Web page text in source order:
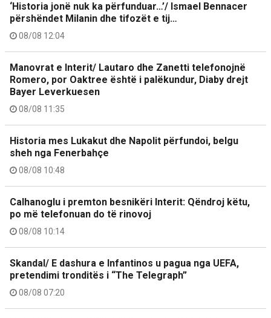
‘Historia jonë nuk ka përfunduar…’/ Ismael Bennacer
përshëndet Milanin dhe tifozët e tij…
08/08 12:04
Manovrat e Interit/ Lautaro dhe Zanetti telefonojnë
Romero, por Oaktree është i palëkundur, Diaby drejt
Bayer Leverkuesen
08/08 11:35
Historia mes Lukakut dhe Napolit përfundoi, belgu
sheh nga Fenerbahçe
08/08 10:48
Calhanoglu i premton besnikëri Interit: Qëndroj këtu,
po më telefonuan do të rinovoj
08/08 10:14
Skandal/ E dashura e Infantinos u pagua nga UEFA,
pretendimi tronditës i “The Telegraph”
08/08 07:20